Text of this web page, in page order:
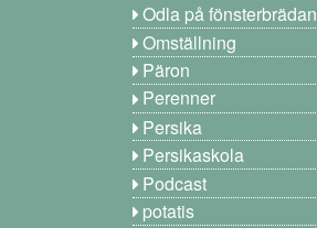
Odla på fönsterbrädan
Omställning
Päron
Perenner
Persika
Persikaskola
Podcast
potatis